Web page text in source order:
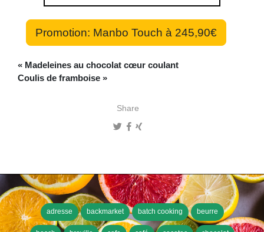
Share
Promotion: Manbo Touch à 245,90€
« Madeleines au chocolat cœur coulant
Coulis de framboise »
adresse backmarket batch cooking beurre